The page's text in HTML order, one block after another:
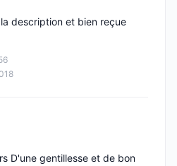
description et bien reçue
D'une gentillesse et de bon